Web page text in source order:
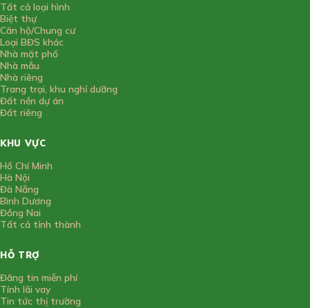
Tất cả loại hình
Biệt thự
Căn hộ/Chung cư
Loại BĐS khác
Nhà mặt phố
Nhà mẫu
Nhà riêng
Trang trại, khu nghỉ dưỡng
Đất nền dự án
Đất riêng
KHU VỰC
Hồ Chí Minh
Hà Nội
Đà Nẵng
Bình Dương
Đồng Nai
Tất cả tỉnh thành
HỖ TRỢ
Đăng tin miễn phí
Tính lãi vay
Tin tức thị trường